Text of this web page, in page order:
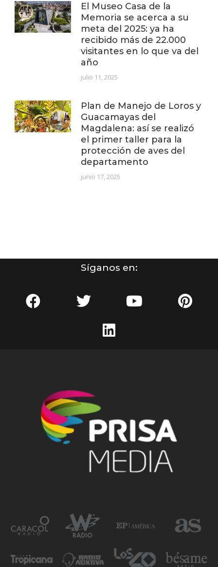
El Museo Casa de la
Memoria se acerca a su
meta del 2025: ya ha
recibido más de 22.000
visitantes en lo que va del
año
julio 11, 2025
Plan de Manejo de Loros y
Guacamayas del
Magdalena: así se realizó
el primer taller para la
protección de aves del
departamento
junio 17, 2025
Síganos en: